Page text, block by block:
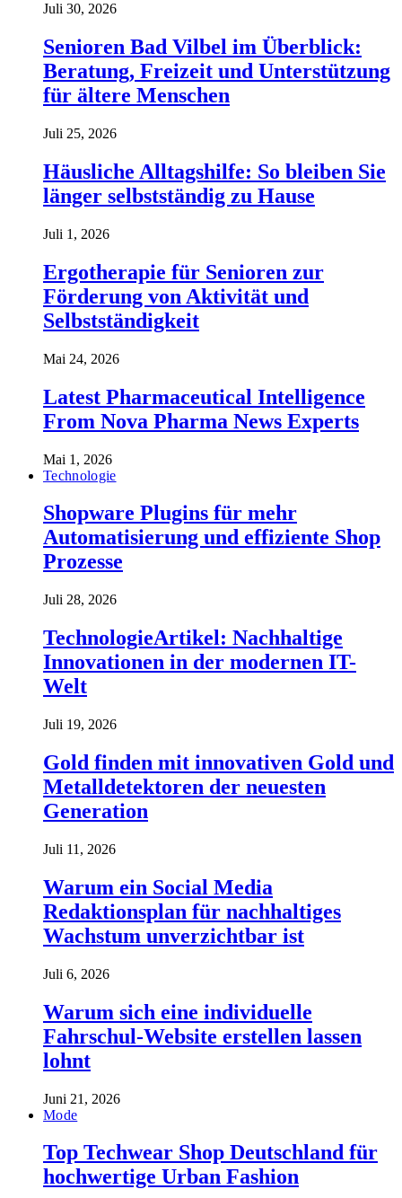
Juli 30, 2026
Senioren Bad Vilbel im Überblick:
Beratung, Freizeit und Unterstützung
für ältere Menschen
Juli 25, 2026
Häusliche Alltagshilfe: So bleiben Sie
länger selbstständig zu Hause
Juli 1, 2026
Ergotherapie für Senioren zur
Förderung von Aktivität und
Selbstständigkeit
Mai 24, 2026
Latest Pharmaceutical Intelligence
From Nova Pharma News Experts
Mai 1, 2026
Technologie
Shopware Plugins für mehr
Automatisierung und effiziente Shop
Prozesse
Juli 28, 2026
TechnologieArtikel: Nachhaltige
Innovationen in der modernen IT-
Welt
Juli 19, 2026
Gold finden mit innovativen Gold und
Metalldetektoren der neuesten
Generation
Juli 11, 2026
Warum ein Social Media
Redaktionsplan für nachhaltiges
Wachstum unverzichtbar ist
Juli 6, 2026
Warum sich eine individuelle
Fahrschul-Website erstellen lassen
lohnt
Juni 21, 2026
Mode
Top Techwear Shop Deutschland für
hochwertige Urban Fashion